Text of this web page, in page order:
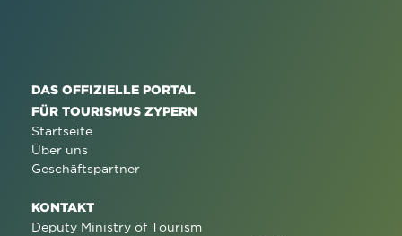
DAS OFFIZIELLE PORTAL
FÜR TOURISMUS ZYPERN
Startseite
Über uns
Geschäftspartner
KONTAKT
Deputy Ministry of Tourism